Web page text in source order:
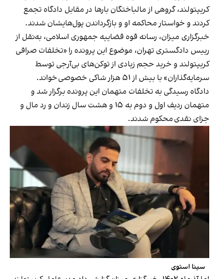
کریپتولند، گروهی از مالباختگان بارها در مقابل دادگاه تجمع
کردند و خواستار محاکمه او و بازگرداندن پول‌هایشان شدند.
خبرگزاری میزان، رسانه قوه قضاییه جمهوری اسلامی، به‌نقل از
رییس دادگستری تهران، موضوع این پرونده را «تخلفات صرافی
کریپتولند و خرید حجم زیادی از توکن‌های بی‌آرجی توسط
سرمایه‌گذاران» با بیش از ۵۱ هزار شاکی خصوصی خواند.
دادگاه رسیدگی به تخلفات متهمان این پرونده برگزار شد و
متهمان ردیف اول و دوم به ۱۵ و هشت سال زندان و رد مال و
جزای نقدی محکوم شدند.
سینا استوی